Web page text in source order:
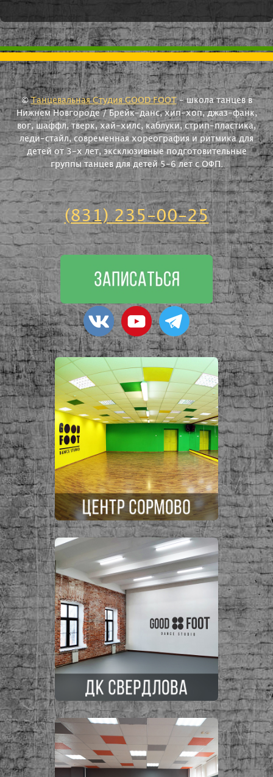
©Танцевальная Студия GOOD FOOT- школа танцев в
Нижнем Новгороде / Брейк-данс, хип-хоп, джаз-фанк,
вог, шаффл, тверк, хай-хилс, каблуки, стрип-пластика,
леди-стайл, современная хореография и ритмика для
детей от 3-х лет, эксклюзивные подготовительные
группы танцев для детей 5-6 лет с ОФП.
(831) 235-00-25